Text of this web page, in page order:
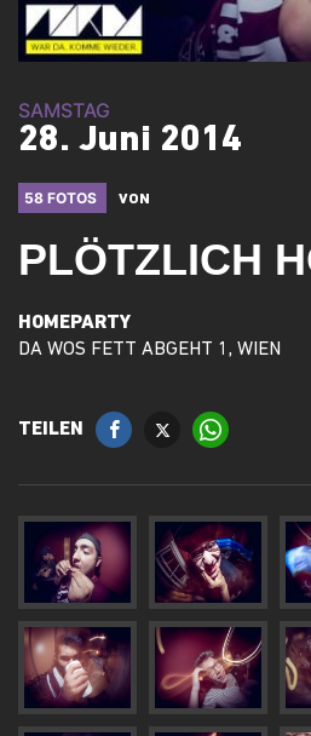
SAMSTAG
28. Juni 2014
58 FOTOS VON
PLÖTZLICH
HOMEPARTY
DA WOS FETT ABGEHT 1, WIEN
TEILEN